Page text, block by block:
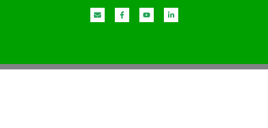
n
v
e
a
c
e
f
o
u
t
i
n
k
i
n